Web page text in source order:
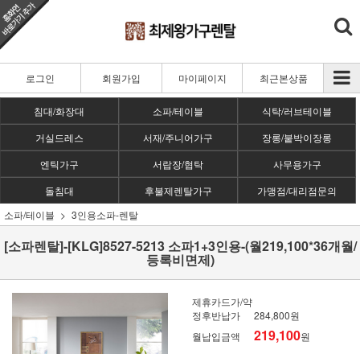
로그인 회원가입 마이페이지 최근본상품
침대/화장대 소파/테이블
식탁/러브테이블
거실드레스
서재/주니어가구
장롱/붙박이장롱
엔틱가구
서랍장/협탁
사무용가구
돌침대
후불제렌탈가구
가맹점/대리점문의
소파/테이블
3인용소파-렌탈
[소파렌탈]-[KLG]8527-5213 소파1+3인용-(월219,100*36개월/
등록비면제)
제휴카드가/약
정후반납가
284,800원
월납입금액
219,100원